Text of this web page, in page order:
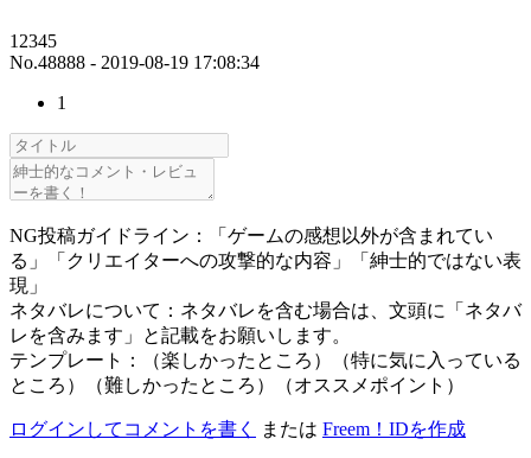
12345
No.48888 - 2019-08-19 17:08:34
1
NG投稿ガイドライン：「ゲームの感想以外が含まれてい
る」「クリエイターへの攻撃的な内容」「紳士的ではない表
現」
ネタバレについて：ネタバレを含む場合は、文頭に「ネタバ
レを含みます」と記載をお願いします。
テンプレート：（楽しかったところ）（特に気に入っている
ところ）（難しかったところ）（オススメポイント）
ログインしてコメントを書く または Freem！IDを作成